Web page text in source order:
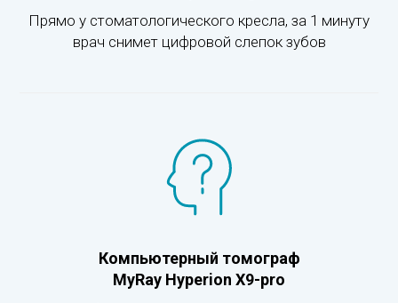
Прямо у стоматологического кресла, за 1 минуту
врач снимет цифровой слепок зубов
Компьютерный томограф
MyRay Hyperion X9-pro